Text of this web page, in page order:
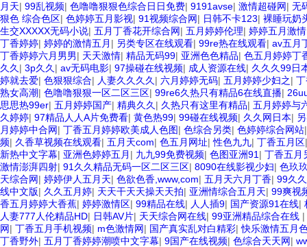
月天| 99乱视频| 色噜噜狠狠色综合日日免费| 9191avse| 激情超碰网| 无
狠色 综合色区| 色婷婷五月影视| 91视频综合网| 日韩不卡123| 裸睡玩奶
生交XXXXX无码小说| 五月丁香花开综合网| 五月婷婷伦理| 婷婷五月激
丁香婷婷| 婷婷的激情五月 | 另类专区在线观看| 99re热在线观看| av五月
丁香婷婷六月男男| 天天激情| 精品无码99| 亚洲色色精品| 色五月婷婷丁
久久 | 3p久久 | av无码电影| 97操碰在线视频| 成人资源在线| 久久久99日
婷就去爱| 色狠狠综合| 人妻久久久久 | 六月婷婷无码| 五月婷婷少妇之|
熟女高潮| 色噜噜狠狠一区二区三区| 99re6久热只有精品6在线直播|
思思热99er| 五月婷婷国产| 精典久久 | 久热只有这里有精品| 五月婷婷与
久婷婷| 97精品人人A片免费看| 黄色热99| 99碰在线视频| 久久网日本|
月婷婷中合网| 丁香五月婷婷欧美成人色图| 色综合另类| 色婷婷综合网站
频| 久香草视频在线观看| 五月天com| 色五月网址|性色九九| 丁香五月区
新热中文字幕| 亚洲色婷婷五月 | 九九99免费视频| 色图亚洲91 | 丁香五月
激情澎湃四射| 91久久精品无码一区二区三区| 8090在线影视少妇| 色玖
天综合网| 婷婷伊人五月天| 色欲色香,www,com| 五月天六月丁香| 99久
线中文版| 久久五月婷| 天天干天天操天天拍| 亚洲情综合五月天| 99爽视
香五月婷婷大香蕉| 婷婷激情区| 99精品在线| 人人插9| 国产资源91在线|
人妻777人伦精品HD| 日韩AV片| 天天综合网在线| 99亚洲精品综合在线 |
网| 丁香五月手机视频| m色激情网| 国产真实乱对白精彩|快乐激情五月
丁香野外| 五月丁香婷婷潮喷中文字幕| 9国产在线视频| 色综合天天网|